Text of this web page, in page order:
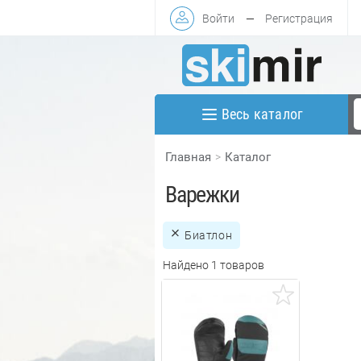
Войти — Регистрация
Весь каталог
Главная Каталог
Варежки
Биатлон
Найдено 1 товаров